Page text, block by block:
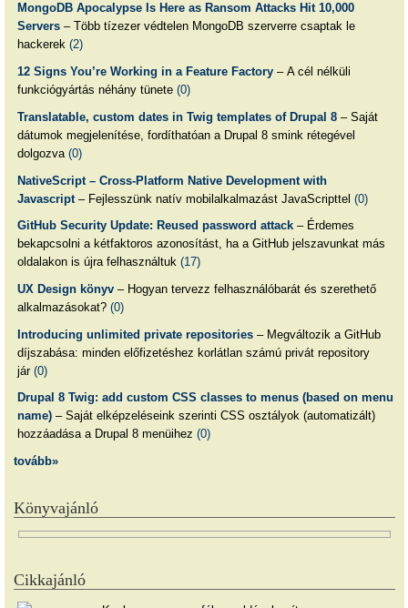
MongoDB Apocalypse Is Here as Ransom Attacks Hit 10,000
Servers– Több tízezer védtelen MongoDB szerverre csaptak le
hackerek (2)
12 Signs You’re Working in a Feature Factory– A cél nélküli
funkciógyártás néhány tünete (0)
Translatable, custom dates in Twig templates of Drupal 8– Saját
dátumok megjelenítése, fordíthatóan a Drupal 8 smink rétegével
dolgozva (0)
NativeScript – Cross-Platform Native Development with
Javascript– Fejlesszünk natív mobilalkalmazást JavaScripttel (0)
GitHub Security Update: Reused password attack– Érdemes
bekapcsolni a kétfaktoros azonosítást, ha a GitHub jelszavunkat más
oldalakon is újra felhasználtuk (17)
UX Design könyv– Hogyan tervezz felhasználóbarát és szerethető
alkalmazásokat? (0)
Introducing unlimited private repositories– Megváltozik a GitHub
díjszabása: minden előfizetéshez korlátlan számú privát repository
jár (0)
Drupal 8 Twig: add custom CSS classes to menus (based on menu
name)– Saját elképzeléseink szerinti CSS osztályok (automatizált)
hozzáadása a Drupal 8 menüihez (0)
tovább»
Könyvajánló
Cikkajánló